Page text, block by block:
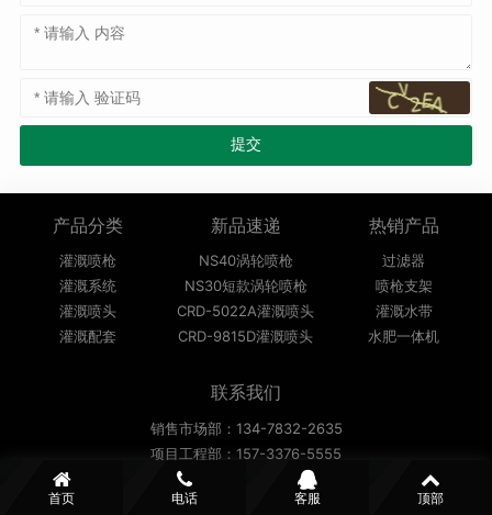
产品分类
灌溉喷枪
灌溉系统
灌溉喷头
灌溉配套
新品速递
NS40涡轮喷枪
NS30短款涡轮喷枪
CRD-5022A灌溉喷头
CRD-9815D灌溉喷头
热销产品
过滤器
喷枪支架
灌溉水带
水肥一体机
联系我们
销售市场部：134-7832-2635
项目工程部：157-3376-5555
邮箱：sales@chncrd.com
首页 电话 客服 顶部